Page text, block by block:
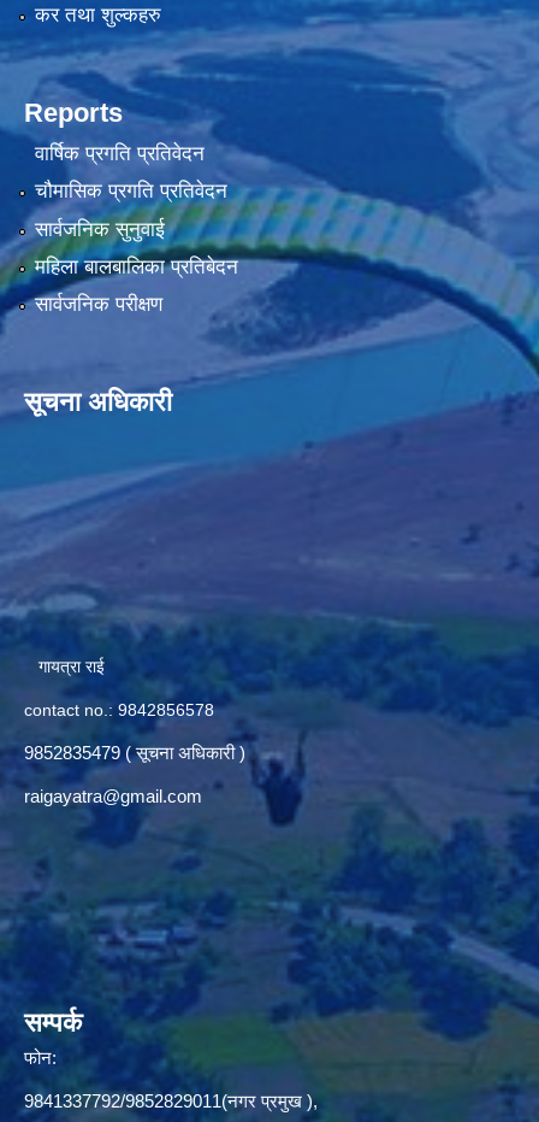
कर तथा शुल्कहरु
Reports
वार्षिक प्रगति प्रतिवेदन
चौमासिक प्रगति प्रतिवेदन
सार्वजनिक सुनुवाई
महिला बालबालिका प्रतिबेदन
सार्वजनिक परीक्षण
सूचना अधिकारी
गायत्रा राई
contact no.: 9842856578
9852835479 ( सूचना अधिकारी )
raigayatra@gmail.com
सम्पर्क
फोन:
9841337792/9852829011(नगर प्रमुख ),